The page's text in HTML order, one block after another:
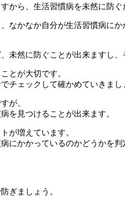
から、生活習慣病を未然に防
なかなか自分が生活習慣病に
未然に防ぐことが出来ますし
とが大切です。
チェックして確かめていきまし
が、
を見つけることが出来ます。
が増えています。
にかかっているのかどうかを判
ぎましょう。